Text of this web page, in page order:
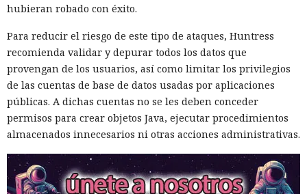
hubieran robado con éxito.
Para reducir el riesgo de este tipo de ataques, Huntress
recomienda validar y depurar todos los datos que
provengan de los usuarios, así como limitar los privilegios
de las cuentas de base de datos usadas por aplicaciones
públicas. A dichas cuentas no se les deben conceder
permisos para crear objetos Java, ejecutar procedimientos
almacenados innecesarios ni otras acciones administrativas.